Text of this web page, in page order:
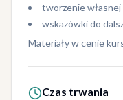
tworzenie
wskazówki do
Materiały w cenie
Czas trwania